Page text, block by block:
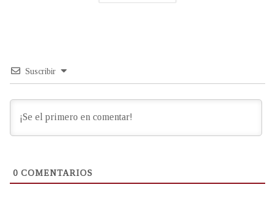
Suscribir
0 COMENTARIOS